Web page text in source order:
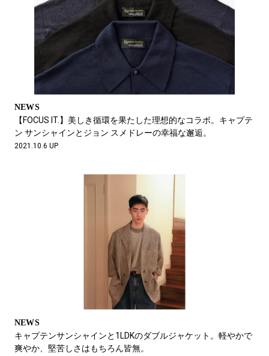
NEWS
【FOCUS IT.】美しき循環を果たした理想的なコラボ。キャプテ
ン サンシャインとジョン スメドレーの幸福な邂逅。
2021.10.6 UP
NEWS
キャプテンサンシャインと1LDKのダブルジャケット。軽やかで
爽やか、堅苦しさはもちろん皆無。